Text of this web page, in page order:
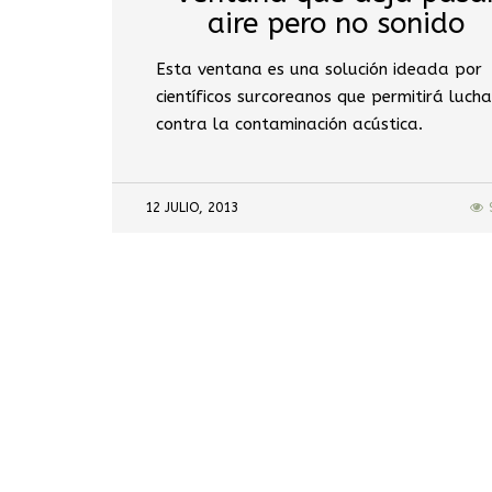
aire pero no sonido
Esta ventana es una solución ideada por
científicos surcoreanos que permitirá
contra la contaminación acústica.
12 JULIO, 2013